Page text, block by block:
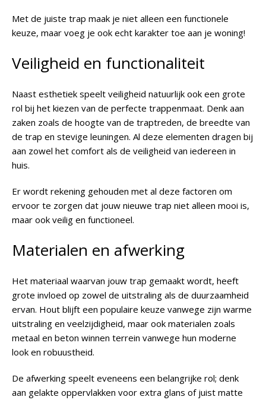
Met de juiste trap maak je niet alleen een functionele
keuze, maar voeg je ook echt karakter toe aan je woning!
Veiligheid en functionaliteit
Naast esthetiek speelt veiligheid natuurlijk ook een grote
rol bij het kiezen van de perfecte trappenmaat. Denk aan
zaken zoals de hoogte van de traptreden, de breedte van
de trap en stevige leuningen. Al deze elementen dragen bij
aan zowel het comfort als de veiligheid van iedereen in
huis.
Er wordt rekening gehouden met al deze factoren om
ervoor te zorgen dat jouw nieuwe trap niet alleen mooi is,
maar ook veilig en functioneel.
Materialen en afwerking
Het materiaal waarvan jouw trap gemaakt wordt, heeft
grote invloed op zowel de uitstraling als de duurzaamheid
ervan. Hout blijft een populaire keuze vanwege zijn warme
uitstraling en veelzijdigheid, maar ook materialen zoals
metaal en beton winnen terrein vanwege hun moderne
look en robuustheid.
De afwerking speelt eveneens een belangrijke rol; denk
aan gelakte oppervlakken voor extra glans of juist matte